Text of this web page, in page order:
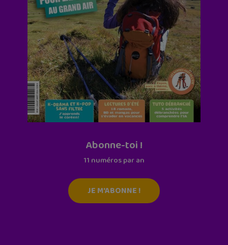
Abonne-toi !
11 numéros par an
JE M'ABONNE !